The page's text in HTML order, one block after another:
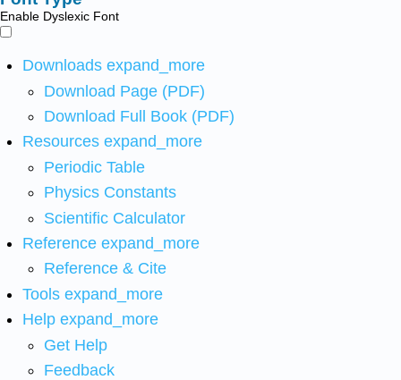
Enable Dyslexic Font
Downloads expand_more
Download Page (PDF)
Download Full Book (PDF)
Resources expand_more
Periodic Table
Physics Constants
Scientific Calculator
Reference expand_more
Reference & Cite
Tools expand_more
Help expand_more
Get Help
Feedback